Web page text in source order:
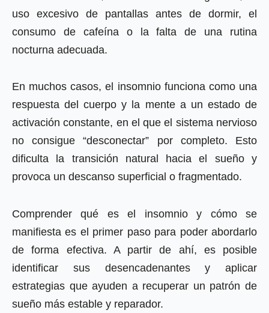
uso excesivo de pantallas antes de dormir, el
consumo de cafeína o la falta de una rutina
nocturna adecuada.
En muchos casos, el insomnio funciona como una
respuesta del cuerpo y la mente a un estado de
activación constante, en el que el sistema nervioso
no consigue “desconectar” por completo. Esto
dificulta la transición natural hacia el sueño y
provoca un descanso superficial o fragmentado.
Comprender qué es el insomnio y cómo se
manifiesta es el primer paso para poder abordarlo
de forma efectiva. A partir de ahí, es posible
identificar sus desencadenantes y aplicar
estrategias que ayuden a recuperar un patrón de
sueño más estable y reparador.